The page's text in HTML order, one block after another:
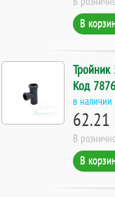
В
Тройник
Код 7876
в наличии
62.21
В
В